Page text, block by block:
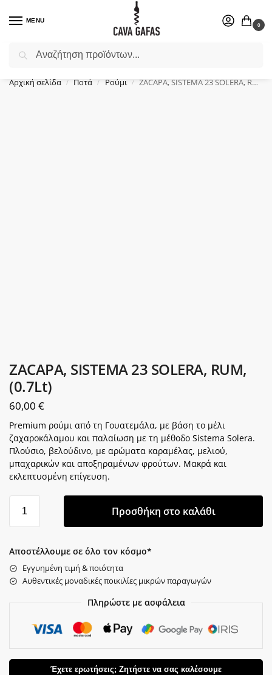
MENU
0
Επιλέξτε ένα δώρο για το αγαπημένο σας πρόσωπο.
Αρχική σελίδα / Ποτά / Ρούμι / ZACAPA, SISTEMA 23 SOLERA, RUM, (0.7Lt)
ZACAPA, SISTEMA 23 SOLERA, RUM,
(0.7Lt)
60,00 €
Premium ρούμι από τη Γουατεμάλα, με βάση το μέλι
ζαχαροκάλαμου και παλαίωση με τη μέθοδο Sistema Solera.
Πλούσιο, βελούδινο, με αρώματα καραμέλας, μελιού,
μπαχαρικών και αποξηραμένων φρούτων. Μακρά και
εκλεπτυσμένη επίγευση.
Προσθήκη στο καλάθι
Αποστέλλουμε σε όλο τον κόσμο*
Εγγυημένη τιμή & ποιότητα
Αυθεντικές μοναδικές ποικιλίες μικρών παραγωγών
Πληρώστε με ασφάλεια
Έχετε ερωτήσεις; Ζητήστε να σας καλέσουμε